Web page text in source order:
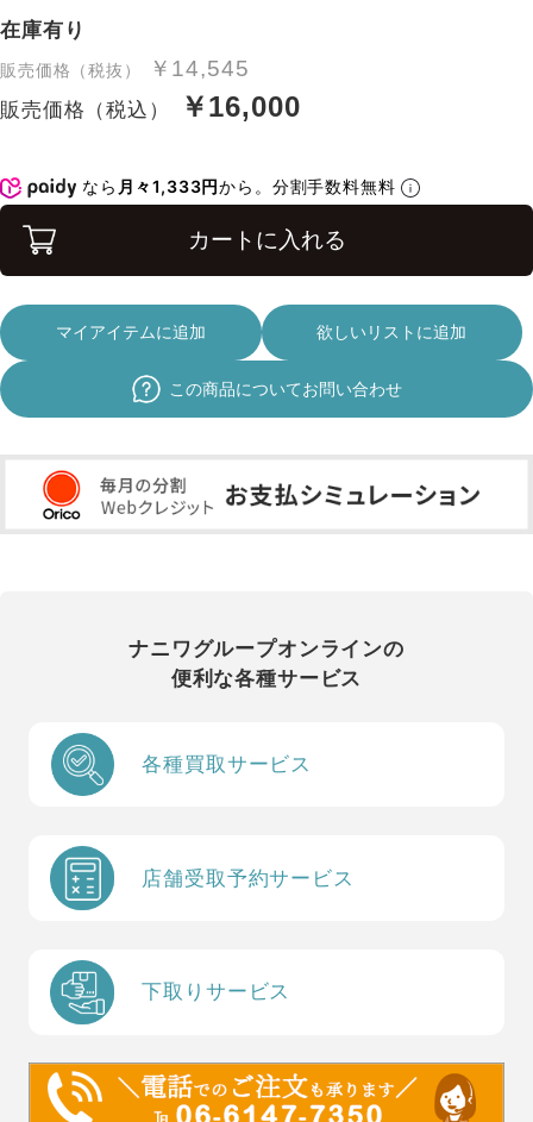
在庫有り
販売価格（税抜） ￥14,545
販売価格（税込） ￥16,000
なら 月々1,333円から。分割手数料無料
カートに入れる
マイアイテムに追加 欲しいリストに追加
この商品についてお問い合わせ
ナニワグループオンラインの
便利な各種サービス
各種買取サービス
店舗受取予約サービス
下取りサービス